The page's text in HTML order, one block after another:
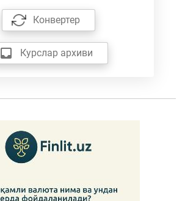
Конвертер
Курслар архиви